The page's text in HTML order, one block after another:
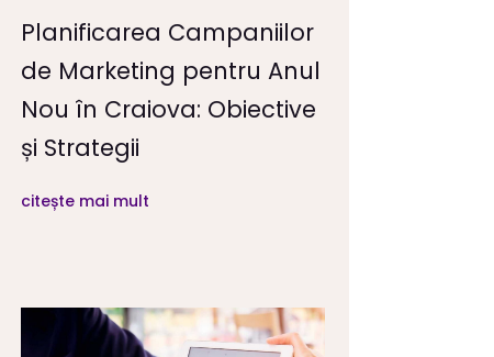
Planificarea Campaniilor
de Marketing pentru Anul
Nou în Craiova: Obiective
și Strategii
citește mai mult